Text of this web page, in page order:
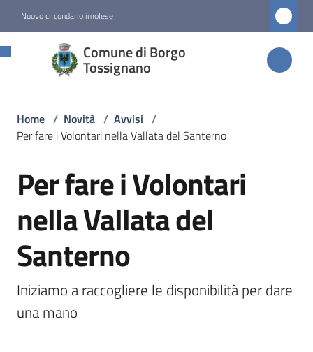
Nuovo circondario imolese
Comune di Borgo
Tossignano
Comune di
Borgo
Novità
Servizi
Vivere
Borgo
Tossignano
Home / Novità / Avvisi /
Per fare i Volontari nella Vallata del Santerno
Salta al contenuto
Per fare i Volontari
nella Vallata del
Santerno
Iniziamo a raccogliere le disponibilità per dare
una mano